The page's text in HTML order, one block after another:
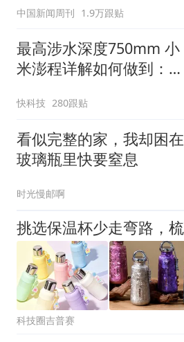
中国新闻周刊 1.9万跟贴
最高涉水深度750mm 小
米澎程详解如何做到：三
快科技 280跟贴
看似完整的家，我却困在
玻璃瓶里快要窒息
时光慢邮啊
科技圈吉普赛